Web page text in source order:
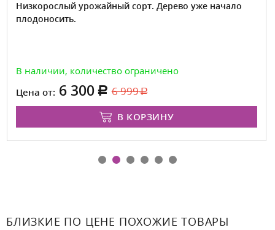
Низкорослый урожайный сорт. Дерево уже начало
плодоносить.
В наличии, количество ограничено
Цена от: 6 300 6 999
В КОРЗИНУ
БЛИЗКИЕ ПО ЦЕНЕ ПОХОЖИЕ ТОВАРЫ